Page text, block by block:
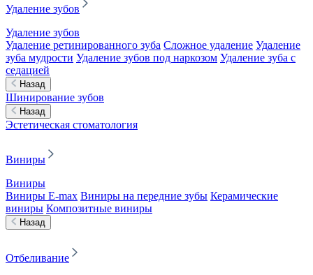
Удаление зубов
Удаление зубов
Удаление ретинированного зуба Сложное удаление Удаление
зуба мудрости Удаление зубов под наркозом Удаление зуба с
седацией
Назад
Шинирование зубов
Назад
Эстетическая стоматология
Виниры
Виниры
Виниры E-max Виниры на передние зубы Керамические
виниры Композитные виниры
Назад
Отбеливание